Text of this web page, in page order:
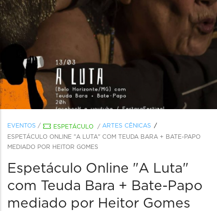
EVENTOS / ESPETÁCULO / ARTES CÊNICAS
ESPETÁCULO ONLINE "A LUTA" COM TEUDA BARA + BATE-PAPO
MEDIADO POR HEITOR GOMES
Espetáculo Online "A Luta"
com Teuda Bara + Bate-Papo
mediado por Heitor Gomes